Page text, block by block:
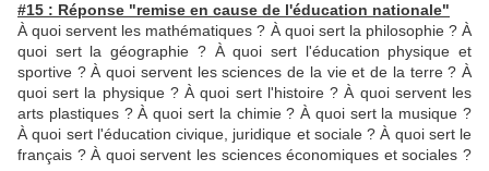
#15 : Réponse "remise en cause de l'éducation nationale"
À quoi servent les mathématiques ? À quoi sert la philosophie ? À
quoi sert la géographie ? À quoi sert l'éducation physique et
sportive ? À quoi servent les sciences de la vie et de la terre ? À
quoi sert la physique ? À quoi sert l'histoire ? À quoi servent les
arts plastiques ? À quoi sert la chimie ? À quoi sert la musique ?
À quoi sert l'éducation civique, juridique et sociale ? À quoi sert le
français ? À quoi servent les sciences économiques et sociales ?